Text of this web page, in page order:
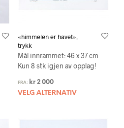
«himmelen er havet»,
trykk
Mål innrammet: 46 x 37 cm
Kun 8 stk igjen av opplag!
FRA: kr2 000
VELG ALTERNATIV